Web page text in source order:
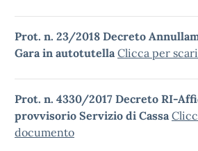
Prot. n. 23/2018 Decreto
Gara in autotutellaClicca per
Prot. n. 4330/2017 Decreto RI-
provvisorio Servizio di Cassa
documento